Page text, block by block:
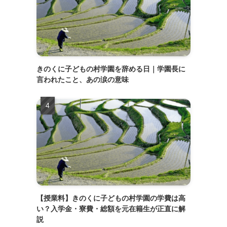
きのくに子どもの村学園を辞める日｜学園長に
言われたこと、あの涙の意味
【授業料】きのくに子どもの村学園の学費は高
い？入学金・寮費・総額を元在籍生が正直に解
説